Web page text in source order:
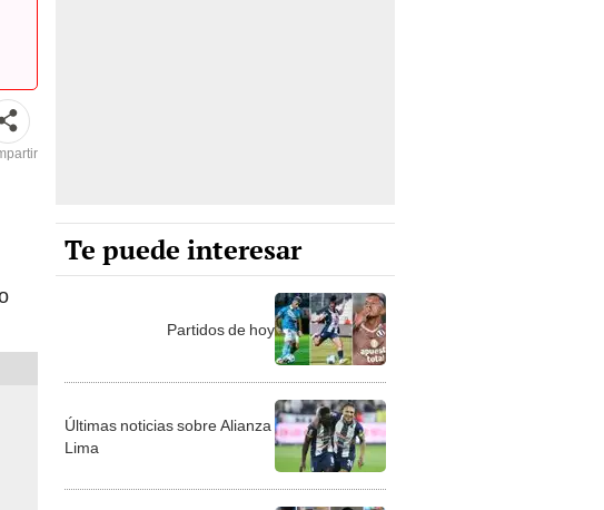
Te puede interesar
Partidos de hoy
Últimas noticias sobre Alianza
Lima